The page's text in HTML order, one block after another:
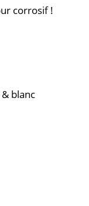
corrosif !
blanc